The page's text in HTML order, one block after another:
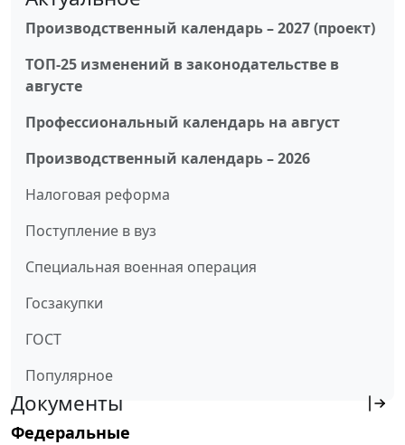
Производственный календарь – 2027 (проект)
ТОП-25 изменений в законодательстве в
августе
Профессиональный календарь на август
Производственный календарь – 2026
Налоговая реформа
Поступление в вуз
Специальная военная операция
Госзакупки
ГОСТ
Популярное
Документы
Федеральные